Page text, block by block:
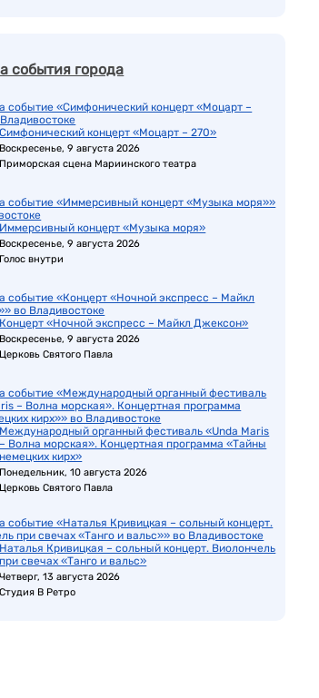
события города
Симфонический концерт «Моцарт – 270»
Воскресенье, 9 августа 2026
Приморская сцена Мариинского театра
Иммерсивный концерт «Музыка моря»
Воскресенье, 9 августа 2026
Голос внутри
Концерт «Ночной экспресс – Майкл Джексон»
Воскресенье, 9 августа 2026
Церковь Святого Павла
Международный органный фестиваль «Unda Maris
– Волна морская». Концертная программа «Тайны
немецких кирх»
Понедельник, 10 августа 2026
Церковь Святого Павла
Наталья Кривицкая – сольный концерт. Виолончель
при свечах «Танго и вальс»
Четверг, 13 августа 2026
Студия В Ретро